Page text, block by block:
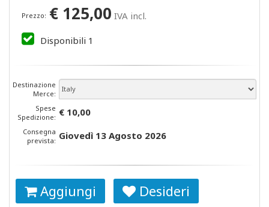
Prezzo: € 125,00 IVA incl.
Disponibili 1
Destinazione
Merce:
Spese
Spedizione: € 10,00
Consegna
prevista: Giovedì 13 Agosto 2026
Aggiungi Desideri